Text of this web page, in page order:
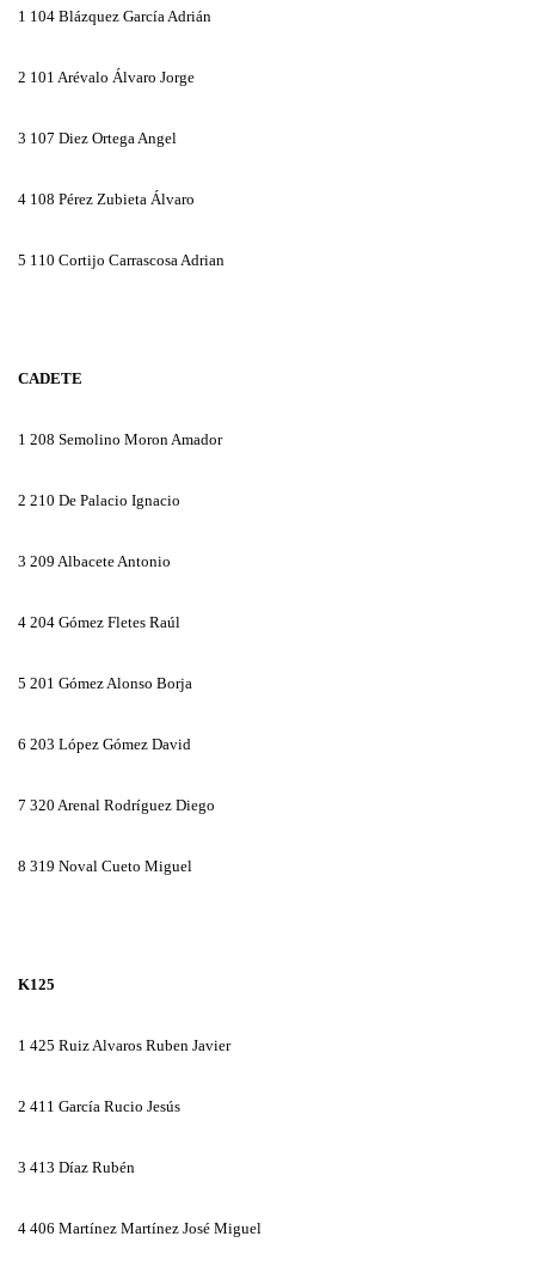
1 104 Blázquez García Adrián
2 101 Arévalo Álvaro Jorge
3 107 Diez Ortega Angel
4 108 Pérez Zubieta Álvaro
5 110 Cortijo Carrascosa Adrian
CADETE
1 208 Semolino Moron Amador
2 210 De Palacio Ignacio
3 209 Albacete Antonio
4 204 Gómez Fletes Raúl
5 201 Gómez Alonso Borja
6 203 López Gómez David
7 320 Arenal Rodríguez Diego
8 319 Noval Cueto Miguel
K125
1 425 Ruiz Alvaros Ruben Javier
2 411 García Rucio Jesús
3 413 Díaz Rubén
4 406 Martínez Martínez José Miguel